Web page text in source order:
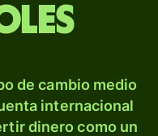
de cambio medio
internacional
dinero como un